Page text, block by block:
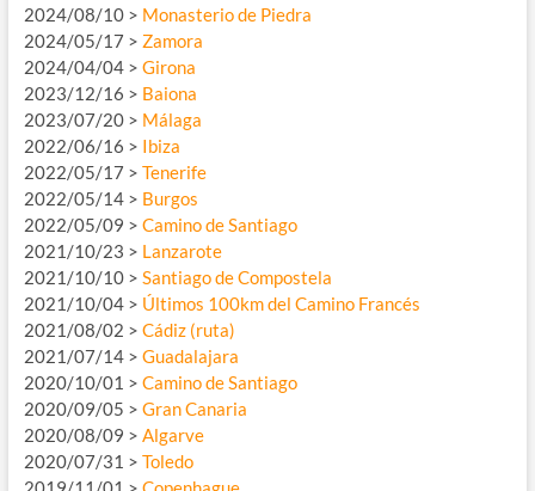
2024/08/10 > Monasterio de Piedra
2024/05/17 > Zamora
2024/04/04 > Girona
2023/12/16 > Baiona
2023/07/20 > Málaga
2022/06/16 > Ibiza
2022/05/17 > Tenerife
2022/05/14 > Burgos
2022/05/09 > Camino de Santiago
2021/10/23 > Lanzarote
2021/10/10 > Santiago de Compostela
2021/10/04 > Últimos 100km del Camino Francés
2021/08/02 > Cádiz (ruta)
2021/07/14 > Guadalajara
2020/10/01 > Camino de Santiago
2020/09/05 > Gran Canaria
2020/08/09 > Algarve
2020/07/31 > Toledo